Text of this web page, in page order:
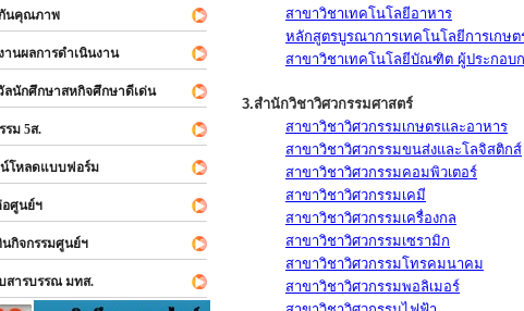
คุณภาพ
นผลการดำเนินงาน
นักศึกษาสหกิจศึกษาดีเด่น
ม 5ส.
หลดแบบฟอร์ม
ศูนย์ฯ
จกรรมศูนย์ฯ
ารบรรณ มทส.
สาขาวิชาเทคโนโลยีอาหาร
หลักสูตรบูรณาการเทคโนโลยีการเกษ
สาขาวิชาเทคโนโลยีบัณฑิต ผู้ประกอบ
3.สำนักวิชาวิศวกรรมศาสตร์
สาขาวิชาวิศวกรรมเกษตรและอาหาร
สาขาวิชาวิศวกรรมขนส่งและโลจิสติกส์
สาขาวิชาวิศวกรรมคอมพิวเตอร์
สาขาวิชาวิศวกรรมเคมี
สาขาวิชาวิศวกรรมเครื่องกล
สาขาวิชาวิศวกรรมเซรามิก
สาขาวิชาวิศวกรรมโทรคมนาคม
สาขาวิชาวิศวกรรมพอลิเมอร์